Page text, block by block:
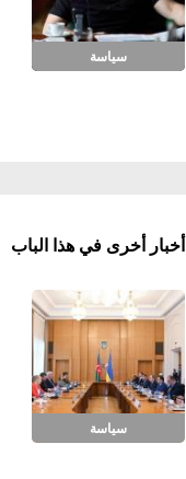
سياسة
أخبار أخرى في هذا الباب
سياسة